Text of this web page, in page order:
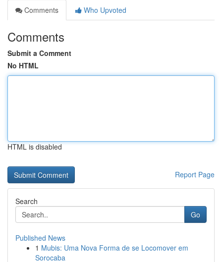
Comments
Who Upvoted
Comments
Submit a Comment
No HTML
HTML is disabled
Report Page
Search
Go
Published News
1 Mubis: Uma Nova Forma de se Locomover em
Sorocaba